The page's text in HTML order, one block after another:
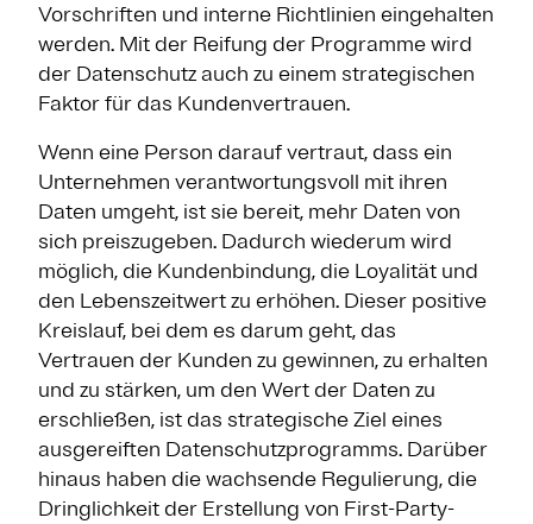
Vorschriften und interne Richtlinien eingehalten
werden. Mit der Reifung der Programme wird
der Datenschutz auch zu einem strategischen
Faktor für das Kundenvertrauen.
Wenn eine Person darauf vertraut, dass ein
Unternehmen verantwortungsvoll mit ihren
Daten umgeht, ist sie bereit, mehr Daten von
sich preiszugeben. Dadurch wiederum wird
möglich, die Kundenbindung, die Loyalität und
den Lebenszeitwert zu erhöhen. Dieser positive
Kreislauf, bei dem es darum geht, das
Vertrauen der Kunden zu gewinnen, zu erhalten
und zu stärken, um den Wert der Daten zu
erschließen, ist das strategische Ziel eines
ausgereiften Datenschutzprogramms. Darüber
hinaus haben die wachsende Regulierung, die
Dringlichkeit der Erstellung von First-Party-